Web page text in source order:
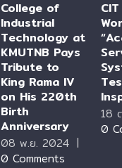
College of
Industrial
Technology at
KMUTNB Pays
Tribute to
King Rama IV
on His 220th
Birth
Anniversary
08 พ.ย. 2024 |
0 Comments
18
0